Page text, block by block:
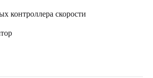
контроллера скорости